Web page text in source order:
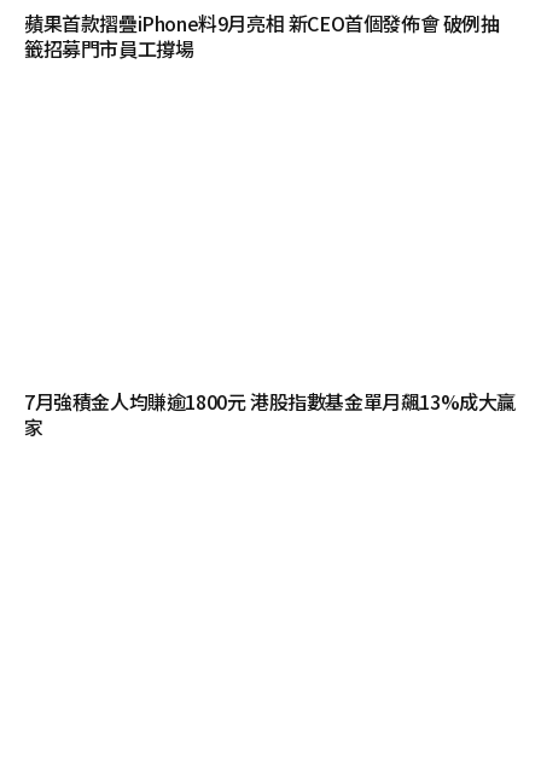
蘋果首款摺疊iPhone料9月亮相 新CEO首個發佈會 破例抽
籤招募門市員工撐場
7月強積金人均賺逾1800元 港股指數基金單月飆13%成大贏
家